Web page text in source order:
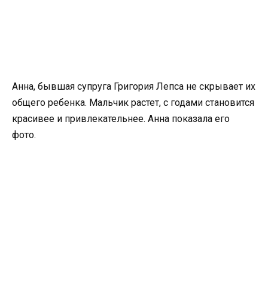
Анна, бывшая супруга Григория Лепса не скрывает их
общего ребенка. Мальчик растет, с годами становится
красивее и привлекательнее. Анна показала его
фото.